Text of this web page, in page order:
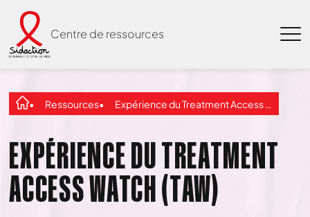
Centre de ressources
Ressources Expérience du Treatment Access Watch (TAW)
EXPÉRIENCE DU TREATMENT
ACCESS WATCH (TAW)